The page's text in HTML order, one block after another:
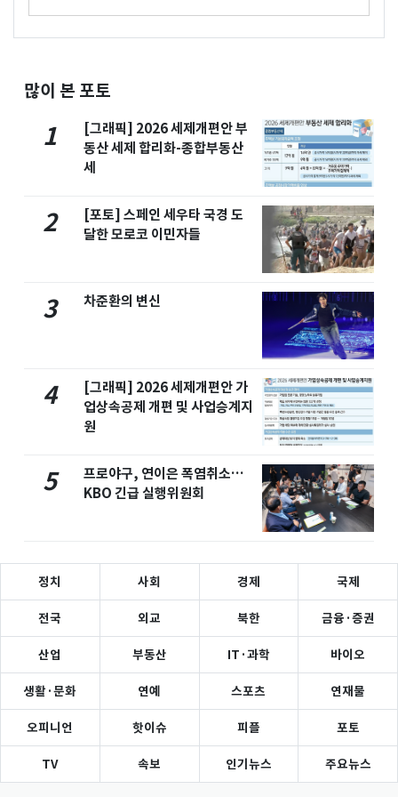
많이 본 포토
1
[그래픽] 2026 세제개편안 부
동산 세제 합리화-종합부동산
세
2
[포토] 스페인 세우타 국경 도
달한 모로코 이민자들
3 차준환의 변신
4
[그래픽] 2026 세제개편안 가
업상속공제 개편 및 사업승계지
원
5
프로야구, 연이은 폭염취소…
KBO 긴급 실행위원회
정치 사회 경제 국제
전국 외교 북한 금융·증권
산업 부동산 IT·과학 바이오
생활·문화 연예 스포츠 연재물
오피니언 핫이슈 피플 포토
TV 속보 인기뉴스 주요뉴스